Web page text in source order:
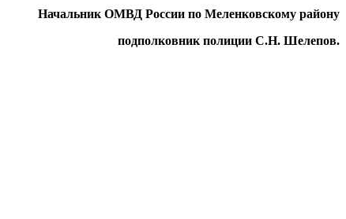
Начальник ОМВД России по Меленковскому району
подполковник полиции С.Н. Шелепов.